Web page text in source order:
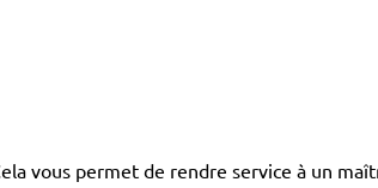
vous permet de rendre service à un